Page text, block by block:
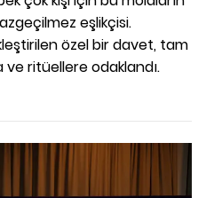
eşlikçisi.
özel bir davet, tam
ve ritüellere odaklandı.